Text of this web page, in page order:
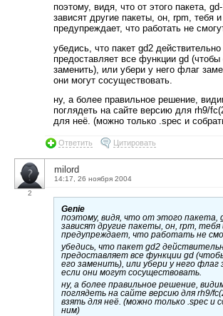
поэтому, видя, что от этого пакета, gd-
зависят другие пакеты, он, rpm, тебя и
предупреждает, что работать не
убедись, что пакет gd2 действительно
предоставляет все функции gd (чтобы
заменить), или убери у него флаг
они могут сосуществовать.
ну, а более правильное решение,
поглядеть на сайте версию для rh9/
для неё. (можно только .spec и
Ответить Цитировать
2
milord
14:17, 26 ноября 2004
Genie
поэтому, видя, что от этого пакета,
зависят другие пакеты, он, rpm, тебя
предупреждает, что работать не
убедись, что пакет gd2
предоставляет все функции gd
его заменить), или убери у него флаг
если они могут сосуществовать.
ну, а более правильное решение,
поглядеть на сайте версию для rh9/
взять для неё. (можно только .spec и
ним)